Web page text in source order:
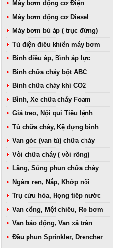
Máy bơm động cơ Điện
Máy bơm động cơ Diesel
Máy bơm bù áp ( trục đứng)
Tủ điện điều khiển máy bơm
Bình điều áp, Bình áp lực
Bình chữa cháy bột ABC
Bình chữa cháy khí CO2
Bình, Xe chữa cháy Foam
Giá treo, Nội qui Tiêu lệnh
Tủ chữa cháy, Kệ đựng bình
Van góc (van tủ) chữa cháy
Vòi chữa cháy ( vòi rồng)
Lăng, Súng phun chữa cháy
Ngàm ren, Nắp, Khớp nối
Trụ cứu hỏa, Họng tiếp nước
Van cổng, Một chiều, Rọ bơm
Van báo động, Van xả tràn
Đầu phun Sprinkler, Drencher